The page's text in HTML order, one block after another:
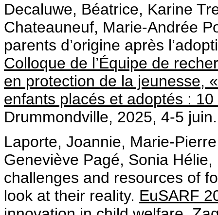
Decaluwe, Béatrice, Karine
Chateauneuf, Marie-Andrée
parents d’origine après
Colloque de l’Équipe de
en protection de la jeunesse,
enfants placés et adoptés :
Drummondville, 2025, 4-5 juin.
Laporte, Joannie, Marie-
Geneviève Pagé, Sonia
challenges and resources of
look at their reality. EuSARF